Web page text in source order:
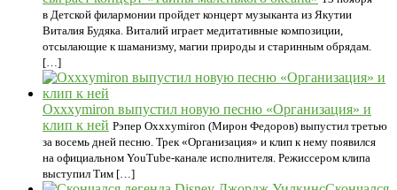
в Детской филармонии пройдет концерт музыканта из Якутии
Виталия Будяка. Виталий играет медитативные композиции,
отсылающие к шаманизму, магии природы и старинным обрядам.
[…]
Oxxxymiron выпустил новую песню «Организация» и
клип к ней Рэпер Oxxxymiron (Мирон Федоров) выпустил третью
за восемь дней песню. Трек «Организация» и клип к нему появился
на официальном YouTube-канале исполнителя. Режиссером клипа
выступил Тим […]